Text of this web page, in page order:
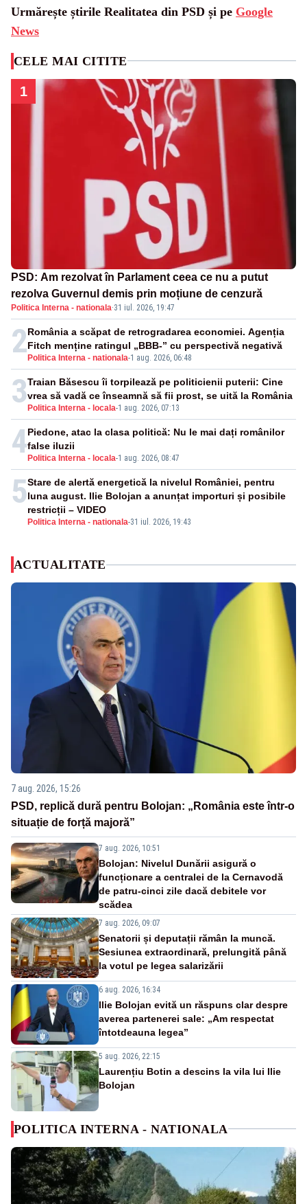
Urmărește știrile Realitatea din PSD și pe Google
News
CELE MAI CITITE
1
PSD: Am rezolvat în Parlament ceea ce nu a putut
rezolva Guvernul demis prin moțiune de cenzură
Politica Interna - nationala·31 iul. 2026, 19:47
2 Politica Interna - nationala-1 aug. 2026, 06:48
România a scăpat de retrogradarea economiei. Agenția
Fitch menține ratingul „BBB-” cu perspectivă negativă
3 Politica Interna - locala-1 aug. 2026, 07:13
Traian Băsescu îi torpilează pe politicienii puterii: Cine
vrea să vadă ce înseamnă să fii prost, se uită la România
4 Politica Interna - locala-1 aug. 2026, 08:47
Piedone, atac la clasa politică: Nu le mai dați românilor
false iluzii
5
Politica Interna - nationala-31 iul. 2026, 19:43
Stare de alertă energetică la nivelul României, pentru
luna august. Ilie Bolojan a anunțat importuri și posibile
restricții – VIDEO
ACTUALITATE
7 aug. 2026, 15:26
PSD, replică dură pentru Bolojan: „România este într-o
situație de forță majoră”
7 aug. 2026, 10:51
Bolojan: Nivelul Dunării asigură o
funcționare a centralei de la Cernavodă
de patru-cinci zile dacă debitele vor
scădea
7 aug. 2026, 09:07
Senatorii și deputații rămân la muncă.
Sesiunea extraordinară, prelungită până
la votul pe legea salarizării
6 aug. 2026, 16:34
Ilie Bolojan evită un răspuns clar despre
averea partenerei sale: „Am respectat
întotdeauna legea”
5 aug. 2026, 22:15
Laurențiu Botin a descins la vila lui Ilie
Bolojan
POLITICA INTERNA - NATIONALA